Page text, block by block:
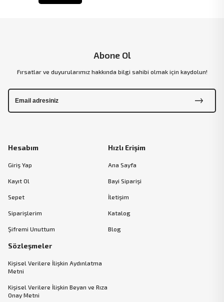
Hesabım
Giriş Yap
Kayıt Ol
Sepet
Siparişlerim
Şifremi Unuttum
Hızlı Erişim
Ana Sayfa
Bayi Siparişi
İletişim
Katalog
Blog
Sözleşmeler
Kişisel Verilere İlişkin Aydınlatma
Metni
Kişisel Verilere İlişkin Beyan ve Rıza
Onay Metni
Abone Ol
Fırsatlar ve duyurularımız hakkında bilgi sahibi olmak için kaydolun!